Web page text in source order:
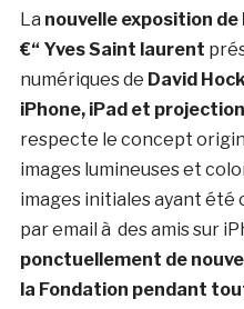
La nouvelle exposition
€“ Yves Saint laurent
numériques de David
iPhone, iPad et
respecte le concept
images lumineuses et
images initiales ayant
par email à des amis sur
ponctuellement de
la Fondation pendant